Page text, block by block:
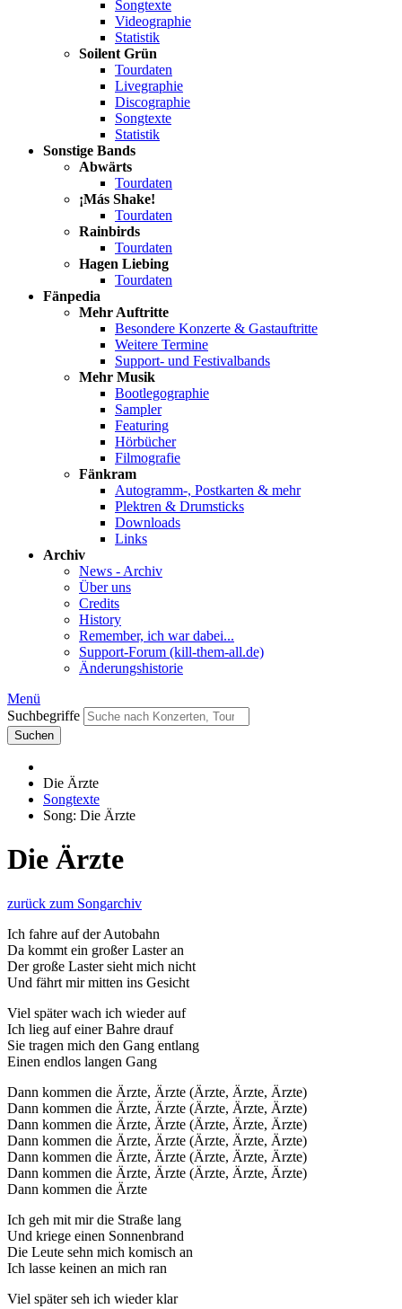
Songtexte
Videographie
Statistik
Soilent Grün
Tourdaten
Livegraphie
Discographie
Songtexte
Statistik
Sonstige Bands
Abwärts
Tourdaten
¡Más Shake!
Tourdaten
Rainbirds
Tourdaten
Hagen Liebing
Tourdaten
Fänpedia
Mehr Auftritte
Besondere Konzerte & Gastauftritte
Weitere Termine
Support- und Festivalbands
Mehr Musik
Bootlegographie
Sampler
Featuring
Hörbücher
Filmografie
Fänkram
Autogramm-, Postkarten & mehr
Plektren & Drumsticks
Downloads
Links
Archiv
News - Archiv
Über uns
Credits
History
Remember, ich war dabei...
Support-Forum (kill-them-all.de)
Änderungshistorie
Menü
Suchbegriffe
Suchen
Die Ärzte
Songtexte
Song: Die Ärzte
Die Ärzte
zurück zum Songarchiv
Ich fahre auf der Autobahn
Da kommt ein großer Laster an
Der große Laster sieht mich nicht
Und fährt mir mitten ins Gesicht
Viel später wach ich wieder auf
Ich lieg auf einer Bahre drauf
Sie tragen mich den Gang entlang
Einen endlos langen Gang
Dann kommen die Ärzte, Ärzte (Ärzte, Ärzte, Ärzte)
Dann kommen die Ärzte, Ärzte (Ärzte, Ärzte, Ärzte)
Dann kommen die Ärzte, Ärzte (Ärzte, Ärzte, Ärzte)
Dann kommen die Ärzte, Ärzte (Ärzte, Ärzte, Ärzte)
Dann kommen die Ärzte, Ärzte (Ärzte, Ärzte, Ärzte)
Dann kommen die Ärzte, Ärzte (Ärzte, Ärzte, Ärzte)
Dann kommen die Ärzte
Ich geh mit mir die Straße lang
Und kriege einen Sonnenbrand
Die Leute sehn mich komisch an
Ich lasse keinen an mich ran
Viel später seh ich wieder klar